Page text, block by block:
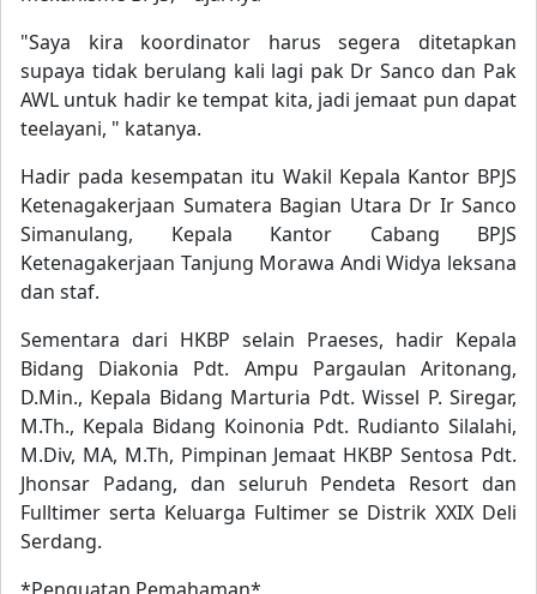
"Saya kira koordinator harus segera ditetapkan
supaya tidak berulang kali lagi pak Dr Sanco dan Pak
AWL untuk hadir ke tempat kita, jadi jemaat pun dapat
teelayani, " katanya.
Hadir pada kesempatan itu Wakil Kepala Kantor BPJS
Ketenagakerjaan Sumatera Bagian Utara Dr Ir Sanco
Simanulang, Kepala Kantor Cabang BPJS
Ketenagakerjaan Tanjung Morawa Andi Widya leksana
dan staf.
Sementara dari HKBP selain Praeses, hadir Kepala
Bidang Diakonia Pdt. Ampu Pargaulan Aritonang,
D.Min., Kepala Bidang Marturia Pdt. Wissel P. Siregar,
M.Th., Kepala Bidang Koinonia Pdt. Rudianto Silalahi,
M.Div, MA, M.Th, Pimpinan Jemaat HKBP Sentosa Pdt.
Jhonsar Padang, dan seluruh Pendeta Resort dan
Fulltimer serta Keluarga Fultimer se Distrik XXIX Deli
Serdang.